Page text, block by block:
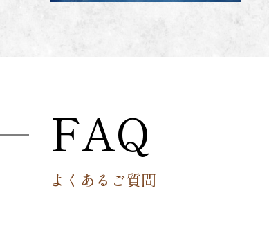
FAQ
よくあるご質問